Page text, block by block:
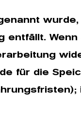
wurde,
Wenn
für die